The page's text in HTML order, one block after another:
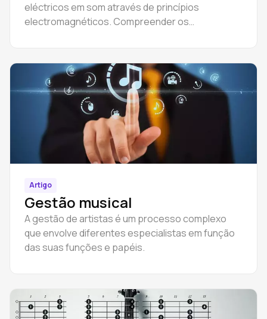
eléctricos em som através de princípios
electromagnéticos. Compreender os
resposta de frequência.
Artigo
Gestão musical
A gestão de artistas é um processo complexo
que envolve diferentes especialistas em função
das suas funções e papéis.